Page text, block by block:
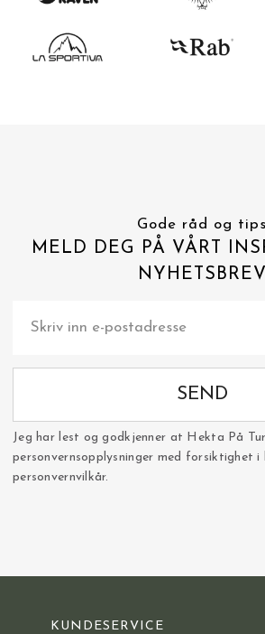
Gode råd og tips
MELD DEG PÅ VÅRT
NYHETSBREV
SEND
Jeg har lest og godkjenner at Hekta På
personvernsopplysninger med forsiktighet i
personvernvilkår.
KUNDESERVICE